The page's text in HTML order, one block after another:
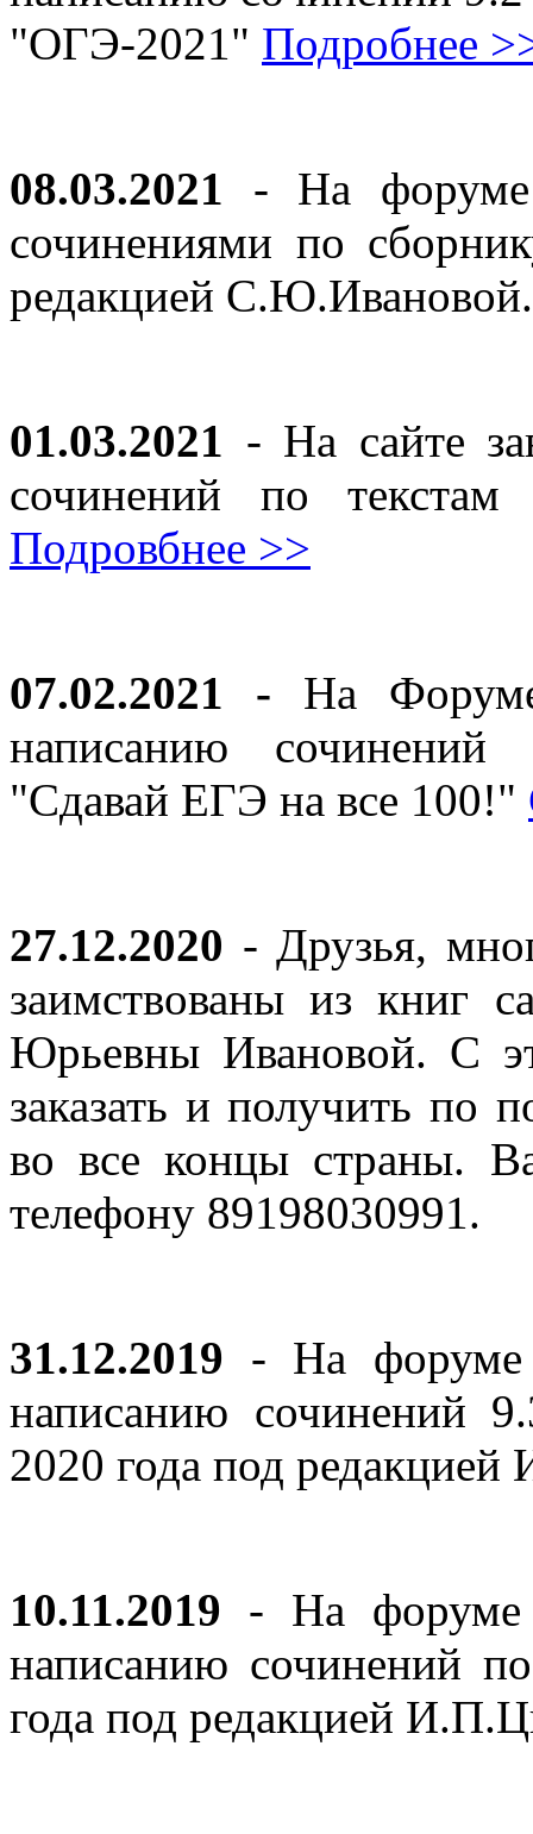
"ОГЭ-2021" Подробнее
08.03.2021 - На форуме
сочинениями по
редакцией
01.03.2021 - На сайте
сочинений по
Подровбнее >>
07.02.2021 - На
написанию
"Сдавай ЕГЭ на все 100!"
27.12.2020 - Друзья,
заимствованы из книг
Юрьевны Ивановой. С
заказать и получить по
во все концы страны.
телефону 89198030991.
31.12.2019 - На форуме
написанию сочинений
2020 года под
10.11.2019 - На форуме
написанию сочинений
года под редакцией